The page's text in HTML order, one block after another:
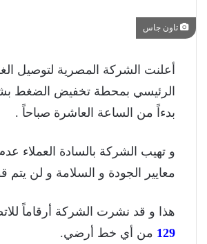
تاون جاس
أعلنت الشركة المصرية لتوصيل
بدءاً من الساعة العاشرة صباحاً .
و تهيب الشركة بالسادة العملاء
معايير الجودة و السلامة و لن يتم
هذا و قد نشرت الشركة أرقاماً
129 من أي خط أرضي.